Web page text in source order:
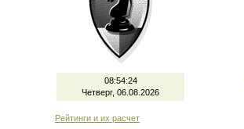
08:54:25
Четверг, 06.08.2026
Рейтинги и их расчет